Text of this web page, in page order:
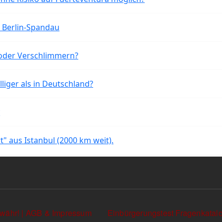
Spandau
Verschlimmern?
als in Deutschland?
aus Istanbul (2000 km weit).
| AGB & Impressum Einbürgerungstest